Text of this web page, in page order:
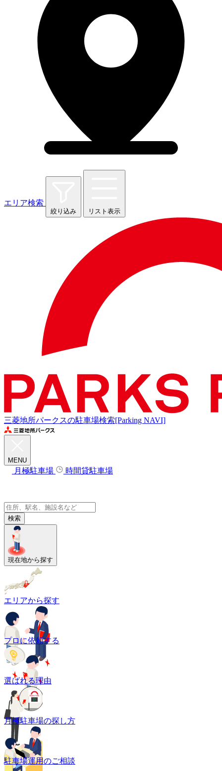
エリア検索
絞り込み リスト表示
三菱地所パークスの駐車場検索[Parking NAVI]
MENU
月極駐車場 時間貸駐車場
検索
現在地から探す
エリアから探す
プロに依頼する
選ばれる理由
月極駐車場の探し方
駐車場運用のご相談